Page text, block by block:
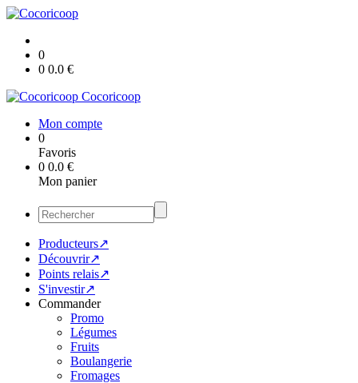
0
0 0.0 €
Cocoricoop
Mon compte
0
Favoris
0 0.0 €
Mon panier
Producteurs↗
Découvrir↗
Points relais↗
S'investir↗
Commander
Promo
Légumes
Fruits
Boulangerie
Fromages